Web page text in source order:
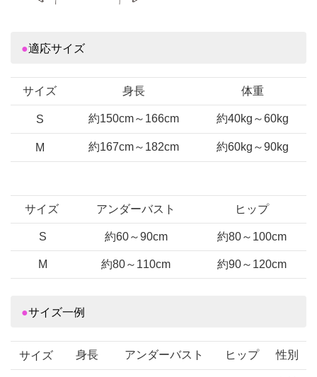
●適応サイズ
サイズ 身長 体重
S 約150cm～166cm 約40kg～60kg
M 約167cm～182cm 約60kg～90kg
サイズ アンダーバスト ヒップ
S 約60～90cm 約80～100cm
M 約80～110cm 約90～120cm
●サイズ一例
サイズ 身長 アンダーバスト ヒップ 性別